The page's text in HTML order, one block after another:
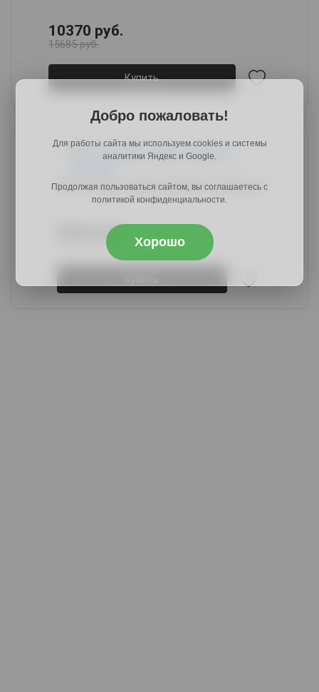
10370 руб.
15685 руб.
Купить
КВ-32 ясень шимо тёмный + светлый
5840 руб.
Добро пожаловать!
Для работы сайта мы используем cookies и системы
аналитики Яндекс и Google.
Продолжая пользоваться сайтом, вы соглашаетесь с
политикой конфиденциальности.
Хорошо